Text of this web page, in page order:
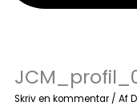
Skriv en kommentar / Af